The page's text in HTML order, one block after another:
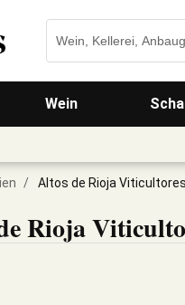
Wein
/ Altos de Rioja
Rioja